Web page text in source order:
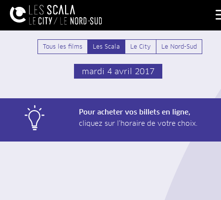
Tous les films Les Scala Le City Le Nord-Sud
mardi 4 avril 2017
Pour acheter vos billets en ligne,
cliquez sur l’horaire de votre choix.